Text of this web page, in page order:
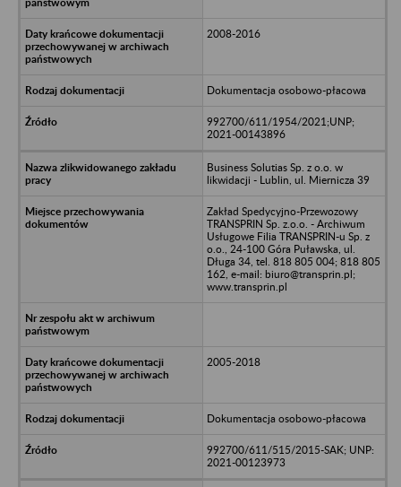
2008-2016
Dokumentacja osobowo-płacowa
992700/611/1954/2021;UNP;
2021-00143896
Business Solutias Sp. z o.o. w
likwidacji - Lublin, ul. Miernicza 39
Zakład Spedycyjno-Przewozowy
TRANSPRIN Sp. z.o.o. - Archiwum
Usługowe Filia TRANSPRIN-u Sp. z
o.o., 24-100 Góra Puławska, ul.
Długa 34, tel. 818 805 004; 818 805
162, e-mail: biuro@transprin.pl;
www.transprin.pl
2005-2018
Dokumentacja osobowo-płacowa
992700/611/515/2015-SAK; UNP:
2021-00123973